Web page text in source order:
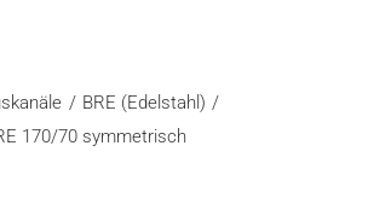
BRE (Edelstahl)
170/70 symmetrisch